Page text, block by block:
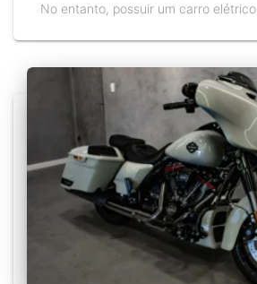
No entanto, possuir um carro elétrico